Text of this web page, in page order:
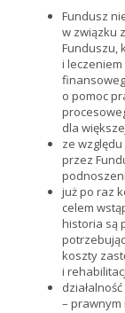
Fundusz
w związku
Funduszu,
i
o pomoc
dla
ze
przez
już po raz
celem
historia są
koszty
i
– prawnym